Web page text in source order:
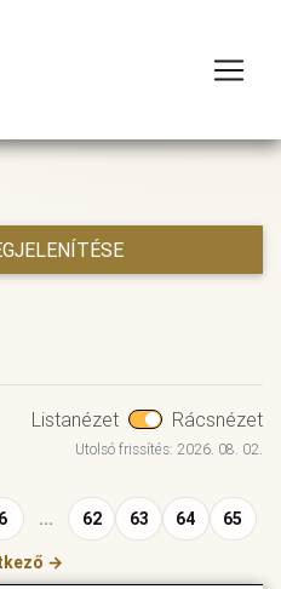
Listanézet Rácsnézet
Utolsó frissítés: 2026. 08. 02.
6 ... 62 63 64
65
→